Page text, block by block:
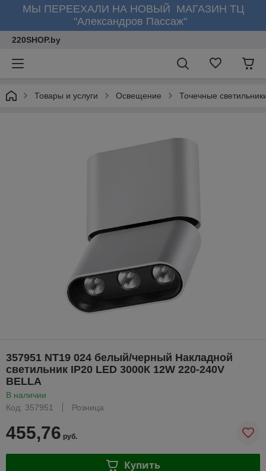
МЫ ПЕРЕЕХАЛИ НА НОВЫЙ МАГАЗИН ТЦ
"Александров Пассаж"
220SHOP.by
Товары и услуги Освещение Точечные
357951 NT19 024 белый/черный Накладной
светильник IP20 LED 3000К 12W 220-240V
BELLA
В наличии
Код: 357951
Розница
455,76 руб.
Купить